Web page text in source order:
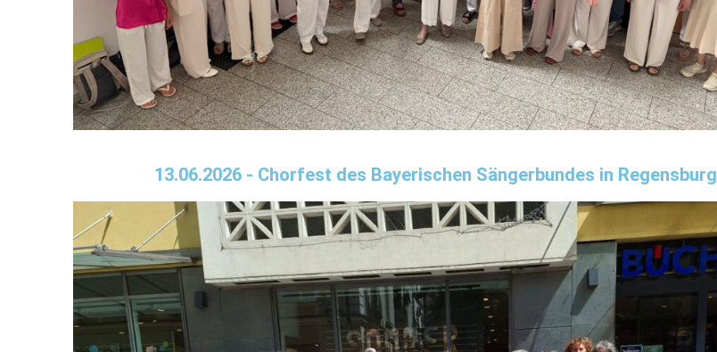
13.06.2026 - Chorfest des Bayerischen Sängerbundes in Regensburg